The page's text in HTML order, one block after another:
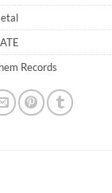
Records